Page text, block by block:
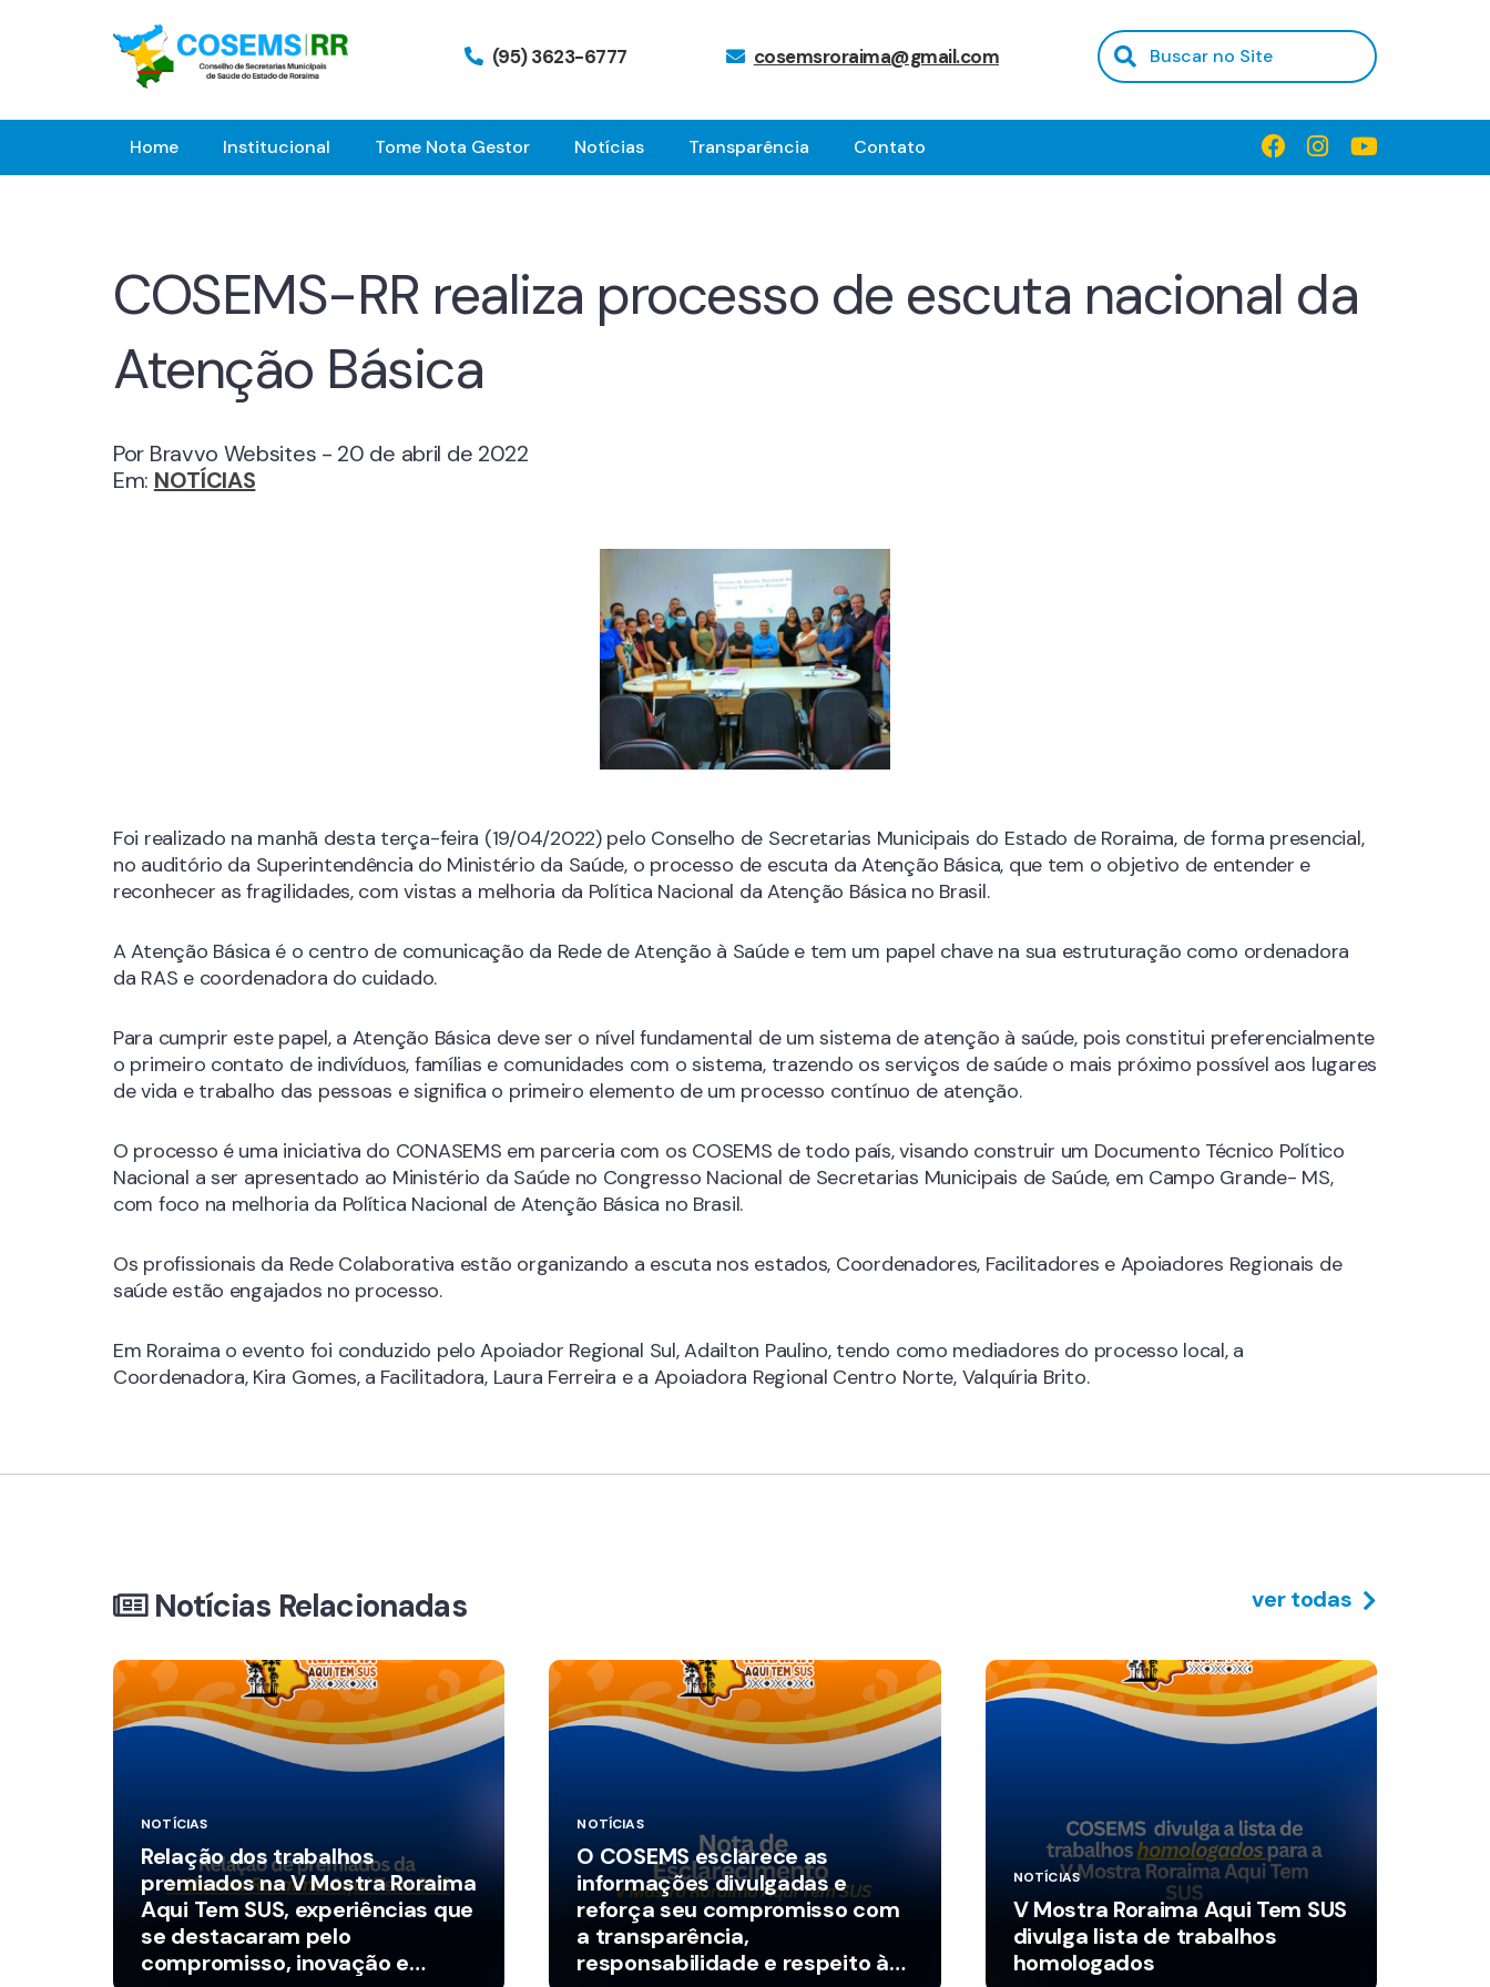
(95) 3623-6777 cosemsroraima@gmail.com
Home Institucional Tome Nota Gestor Notícias Transparência Contato
COSEMS-RR realiza processo de escuta nacional da
Atenção Básica
Por Bravvo Websites - 20 de abril de 2022
Em: NOTÍCIAS
Foi realizado na manhã desta terça-feira (19/04/2022) pelo Conselho de Secretarias Municipais do Estado de Roraima, de forma presencial,
no auditório da Superintendência do Ministério da Saúde, o processo de escuta da Atenção Básica, que tem o objetivo de entender e
reconhecer as fragilidades, com vistas a melhoria da Política Nacional da Atenção Básica no Brasil.
A Atenção Básica é o centro de comunicação da Rede de Atenção à Saúde e tem um papel chave na sua estruturação como ordenadora
da RAS e coordenadora do cuidado.
Para cumprir este papel, a Atenção Básica deve ser o nível fundamental de um sistema de atenção à saúde, pois constitui preferencialmente
o primeiro contato de indivíduos, famílias e comunidades com o sistema, trazendo os serviços de saúde o mais próximo possível aos lugares
de vida e trabalho das pessoas e significa o primeiro elemento de um processo contínuo de atenção.
O processo é uma iniciativa do CONASEMS em parceria com os COSEMS de todo país, visando construir um Documento Técnico Político
Nacional a ser apresentado ao Ministério da Saúde no Congresso Nacional de Secretarias Municipais de Saúde, em Campo Grande- MS,
com foco na melhoria da Política Nacional de Atenção Básica no Brasil.
Os profissionais da Rede Colaborativa estão organizando a escuta nos estados, Coordenadores, Facilitadores e Apoiadores Regionais de
saúde estão engajados no processo.
Em Roraima o evento foi conduzido pelo Apoiador Regional Sul, Adailton Paulino, tendo como mediadores do processo local, a
Coordenadora, Kira Gomes, a Facilitadora, Laura Ferreira e a Apoiadora Regional Centro Norte, Valquíria Brito.
Notícias Relacionadas ver todas
NOTÍCIAS
Relação dos trabalhos
premiados na V Mostra Roraima
Aqui Tem SUS, experiências que
se destacaram pelo
compromisso, inovação e
NOTÍCIAS
O COSEMS esclarece as
informações divulgadas e
reforça seu compromisso com
a transparência,
responsabilidade e respeito à
NOTÍCIAS
V Mostra Roraima Aqui Tem SUS
divulga lista de trabalhos
homologados